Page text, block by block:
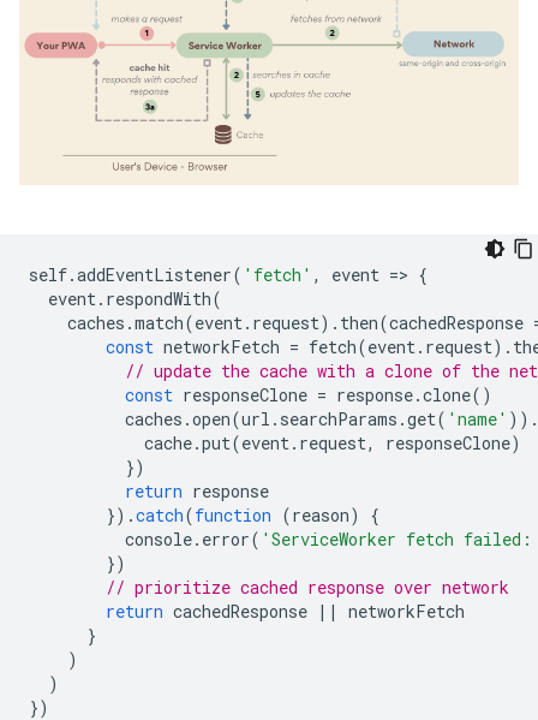
self.addEventListener( 'fetch' , event => {
event. respondWith(
caches .match(event. request). then(cachedResponse
const networkFetch = fetch(event. request).
// update the cache with a clone of the
const responseClone = response.clone()
caches .open(url . searchParams .get( 'name' )).
cache.put(event. request, responseClone)
})
return response
}).catch(function (reason)
{
console. error( 'ServiceWorker fetch
})
// prioritize cached response over network
return cachedResponse ||
networkFetch
}
)
)
})